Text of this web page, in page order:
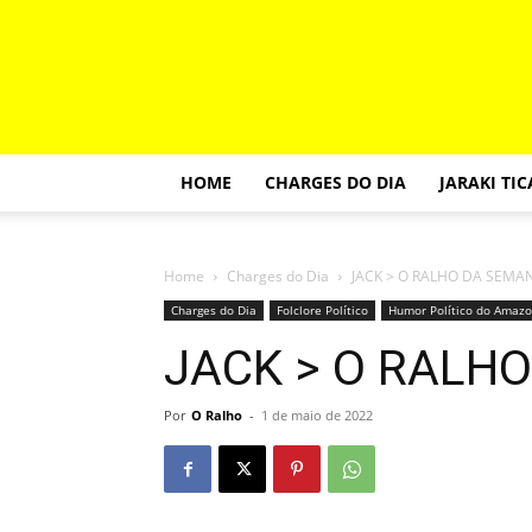
HOME CHARGES DO DIA JARAKI
Home Charges do Dia JACK > O RALHO DA
Charges do Dia Folclore Político Humor Político do
JACK > O
Por O Ralho - 1 de maio de 2022